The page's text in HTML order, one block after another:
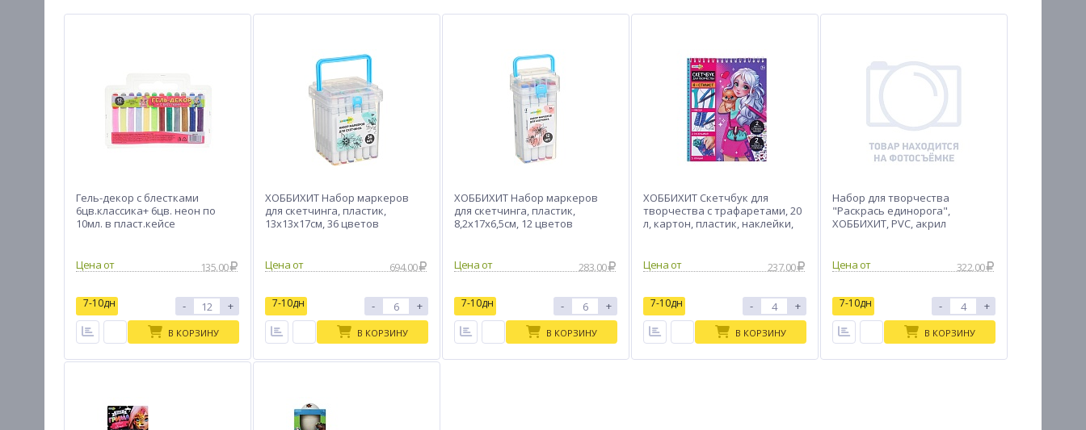
Гель-декор с блестками
6цв.классика+ 6цв. неон по
10мл. в пласт.кейсе
Цена от 135.00
7-10дн - +
В КОРЗИНУ
ХОББИХИТ Набор маркеров
для скетчинга, пластик,
13х13х17см, 36 цветов
Цена от 694.00
7-10дн - +
В КОРЗИНУ
ХОББИХИТ Набор маркеров
для скетчинга, пластик,
8,2х17х6,5см, 12 цветов
Цена от 283.00
7-10дн - +
В КОРЗИНУ
ХОББИХИТ Скетчбук для
творчества с трафаретами, 20
л, картон, пластик, наклейки,
Цена от
237.00
7-10дн - +
В КОРЗИНУ
Набор для творчества
"Раскрась единорога",
ХОББИХИТ, PVC, акрил
Цена от 322.00
7-10дн - +
В КОРЗИНУ